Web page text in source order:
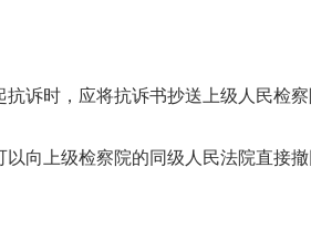
诉时，应将抗诉书抄送上级人民检察
向上级检察院的同级人民法院直接撤